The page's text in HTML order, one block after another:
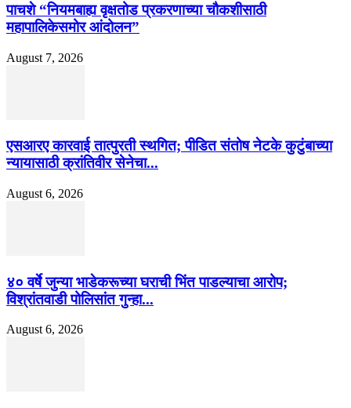
पाचशे “नियमबाह्य वृक्षतोड प्रकरणाच्या चौकशीसाठी
महापालिकेसमोर आंदोलन”
August 7, 2026
एसआरए कारवाई तात्पुरती स्थगित; पीडित संतोष नेटके कुटुंबाच्या
न्यायासाठी क्रांतिवीर सेनेचा...
August 6, 2026
४० वर्षे जुन्या भाडेकरूच्या घराची भिंत पाडल्याचा आरोप;
विश्रांतवाडी पोलिसांत गुन्हा...
August 6, 2026